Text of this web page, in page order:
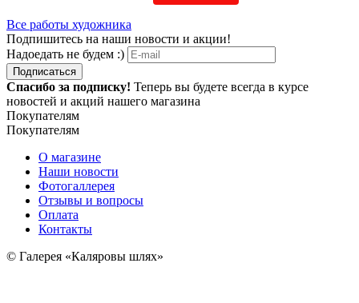
Все работы художника
Подпишитесь на наши новости и акции!
Надоедать не будем :)
Подписаться
Спасибо за подписку! Теперь вы будете всегда в курсе
новостей и акций нашего магазина
Покупателям
Покупателям
О магазине
Наши новости
Фотогаллерея
Отзывы и вопросы
Оплата
Контакты
© Галерея «Каляровы шлях»